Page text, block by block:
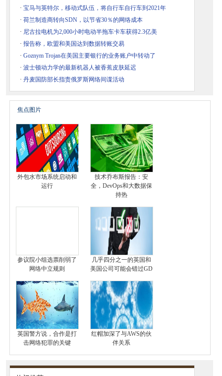
· 宝马与英特尔，移动式队伍，将自行车自行车到2021年
· 荷兰制造商转向SDN，以节省30％的网络成本
· 尼古拉电机为2,000小时电动半拖车卡车获得2.3亿美
· 报告称，欧盟和美国达到数据转账交易
· Goznym Trojan在美国主要银行的业务账户中转动了
· 波士顿动力学的最新机器人被香蕉皮肤延迟
· 丹麦国防部长指责俄罗斯网络间谍活动
焦点图片
外包水市场系统启动和
运行
技术乔布斯报告：安
全，DevOps和大数据保
持热
参议院小组选票削弱了
网络中立规则
几乎四分之一的英国和
美国公司可能会错过GD
英国警方说，合作是打
击网络犯罪的关键
红帽加深了与AWS的伙
伴关系